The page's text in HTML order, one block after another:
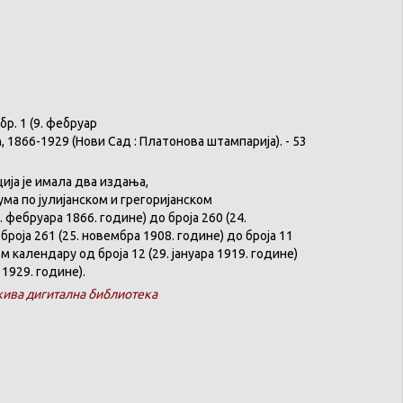
бр. 1 (9. фебруар
, 1866-1929 (Нови Сад : Платонова штампарија). - 53
је имала два издања,
по јулијанском и грегоријанском
фебруара 1866. године) до броја 260 (24.
261 (25. новембра 1908. године) до броја 11
календаруод броја 12 (29. јануара 1919. године)
године).
дигитална библиотека